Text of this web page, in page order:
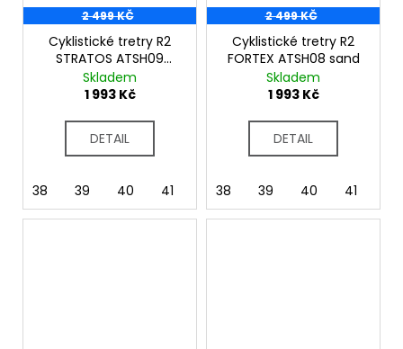
2 499 KČ
Cyklistické tretry R2
STRATOS ATSH09
black
Skladem
1 993 Kč
DETAIL
38 39 40 41 42 37 43
2 499 KČ
Cyklistické tretry R2
FORTEX ATSH08 sand
Skladem
1 993 Kč
DETAIL
38 39 40 41